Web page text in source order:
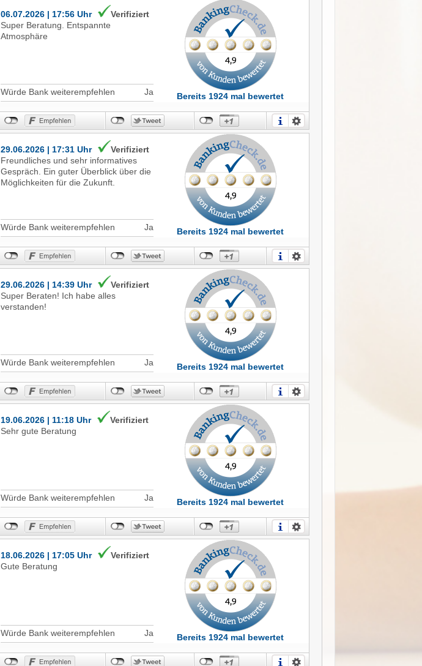
06.07.2026 | 17:56 Uhr
Verifiziert
Super Beratung. Entspannte
Atmosphäre
Würde Bank weiterempfehlen Ja Bereits 1924 mal bewertet
29.06.2026 | 17:31 Uhr
Verifiziert
Freundliches und sehr informatives
Gespräch. Ein guter Überblick über die
Möglichkeiten für die Zukunft.
Würde Bank weiterempfehlen Ja Bereits 1924 mal bewertet
29.06.2026 | 14:39 Uhr
Verifiziert
Super Beraten! Ich habe alles
verstanden!
Würde Bank weiterempfehlen Ja Bereits 1924 mal bewertet
19.06.2026 | 11:18 Uhr
Verifiziert
Sehr gute Beratung
Würde Bank weiterempfehlen Ja Bereits 1924 mal bewertet
18.06.2026 | 17:05 Uhr
Verifiziert
Gute Beratung
Würde Bank weiterempfehlen Ja Bereits 1924 mal bewertet